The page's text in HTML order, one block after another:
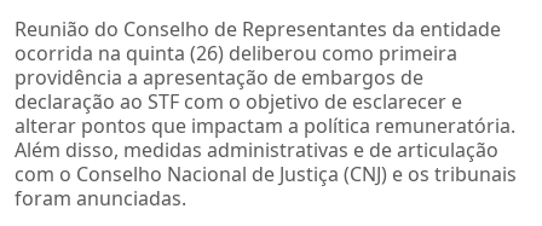
Reunião do Conselho de Representantes da entidade
ocorrida na quinta (26) deliberou como primeira
providência a apresentação de embargos de
declaração ao STF com o objetivo de esclarecer e
alterar pontos que impactam a política remuneratória.
Além disso, medidas administrativas e de articulação
com o Conselho Nacional de Justiça (CNJ) e os tribunais
foram anunciadas.